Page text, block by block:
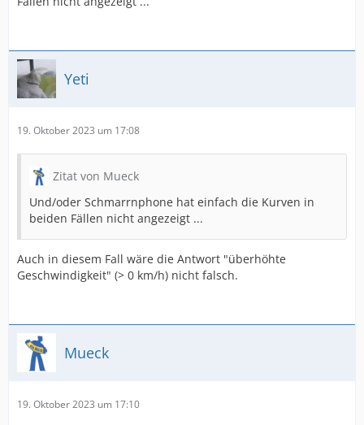
Yeti
19. Oktober 2023 um 17:08
Zitat von Mueck
Und/oder Schmarrnphone hat einfach die Kurven in
beiden Fällen nicht angezeigt ...
Auch in diesem Fall wäre die Antwort "überhöhte
Geschwindigkeit" (> 0 km/h) nicht falsch.
Mueck
19. Oktober 2023 um 17:10